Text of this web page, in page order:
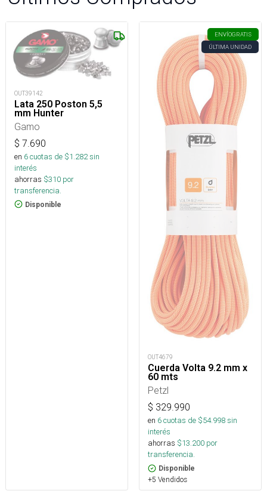
OUT39142
Lata 250 Poston 5,5
mm Hunter
Gamo
$ 7.690
en 6cuotas de $1.282sin
interés
ahorras $310 por
transferencia.
Disponible
ENVÍOGRATIS
ÚLTIMA UNIDAD
OUT4679
Cuerda Volta 9.2 mm x
60 mts
Petzl
$ 329.990
en 6cuotas de $54.998sin
interés
ahorras $13.200 por
transferencia.
Disponible
+5 Vendidos